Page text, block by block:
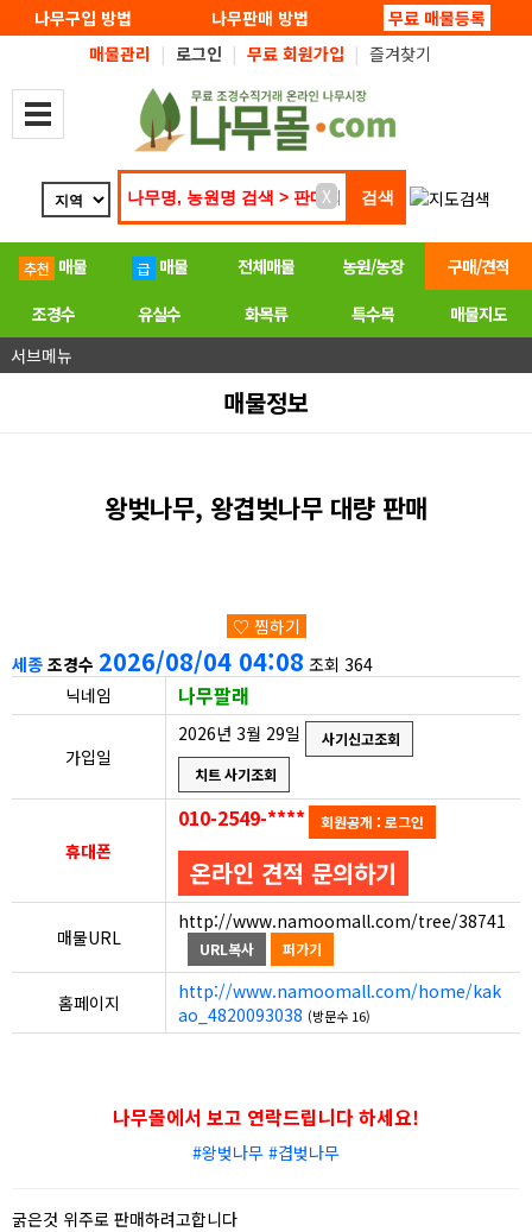
탑메뉴 바로가기
본문 바로가기
나무구입 방법 나무판매 방법
무료 매물등록
매물관리 | 로그인 | 무료 회원가입 | 즐겨찾기
X
매물 매물 전체매물 농원/농장
구매/견적
조경수
유실수 화목류 특수목
매물지도
서브메뉴
매물정보
왕벚나무, 왕겹벚나무 대량 판매
♡ 찜하기
세종 조경수 2026/08/04 04:08 조회 364
닉네임
나무팔래
가입일
2026년 3월 29일
사기신고조회
치트 사기조회
휴대폰
010-2549-**** 회원공개 : 로그인
온라인 견적 문의하기
매물URL
http://www.namoomall.com/tree/38741
URL복사 퍼가기
홈페이지
http://www.namoomall.com/home/kak
ao_4820093038 (방문수 16)
나무몰에서 보고 연락드립니다 하세요!
#왕벚나무 #겹벚나무
굵은것 위주로 판매하려고합니다